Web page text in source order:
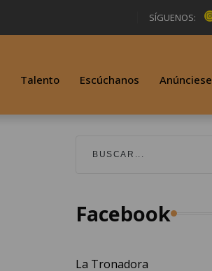
SÍGUENOS:
Talento Escúchanos Anúnciese
Facebook
La Tronadora